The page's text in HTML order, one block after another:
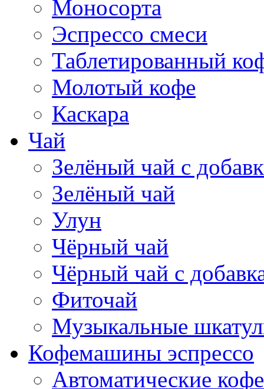
Моносорта
Эспрессо смеси
Таблетированный
Молотый кофе
Каскара
Чай
Зелёный чай с
Зелёный чай
Улун
Чёрный чай
Чёрный чай с
Фиточай
Музыкальные
Кофемашины эспрессо
Автоматические